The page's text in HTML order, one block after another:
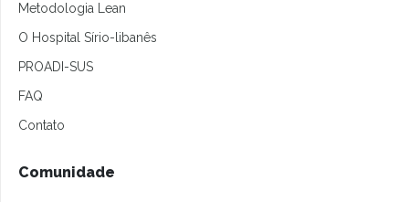
Metodologia Lean
O Hospital Sírio-libanês
PROADI-SUS
FAQ
Contato
Comunidade